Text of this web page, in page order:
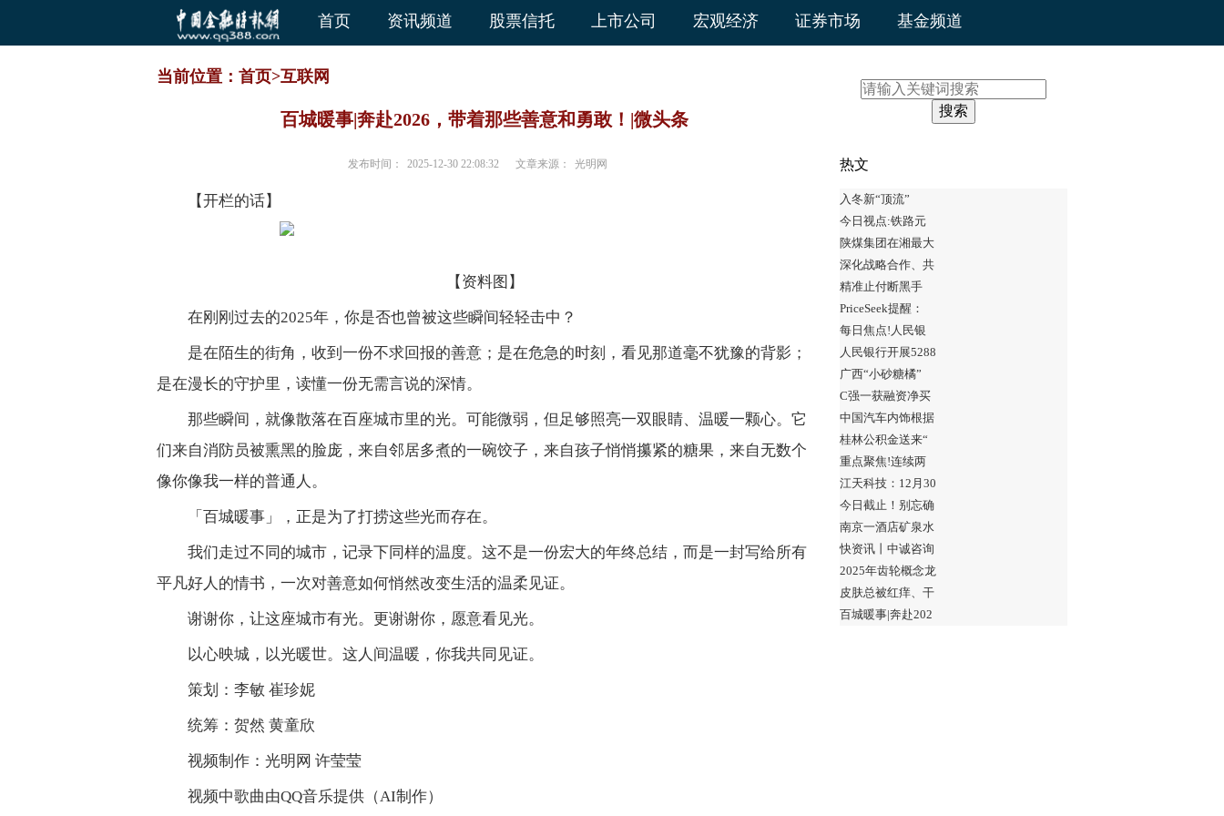
首页 资讯频道 股票信托 上市公司 宏观经济 证券市场 基金频道
当前位置： 首页>互联网
百城暖事|奔赴2026，带着那些善意和勇敢！|微头条
发布时间： 2025-12-30 22:08:32 文章来源： 光明网
【开栏的话】
【资料图】
在刚刚过去的2025年，你是否也曾被这些瞬间轻轻击中？
是在陌生的街角，收到一份不求回报的善意；是在危急的时刻，看见那道毫不犹豫的背影；
是在漫长的守护里，读懂一份无需言说的深情。
那些瞬间，就像散落在百座城市里的光。可能微弱，但足够照亮一双眼睛、温暖一颗心。它
们来自消防员被熏黑的脸庞，来自邻居多煮的一碗饺子，来自孩子悄悄攥紧的糖果，来自无数个
像你像我一样的普通人。
「百城暖事」，正是为了打捞这些光而存在。
我们走过不同的城市，记录下同样的温度。这不是一份宏大的年终总结，而是一封写给所有
平凡好人的情书，一次对善意如何悄然改变生活的温柔见证。
谢谢你，让这座城市有光。更谢谢你，愿意看见光。
以心映城，以光暖世。这人间温暖，你我共同见证。
策划：李敏 崔珍妮
统筹：贺然 黄童欣
视频制作：光明网 许莹莹
视频中歌曲由QQ音乐提供（AI制作）
搜索
热文
入冬新“顶流”
今日视点:铁路元
陕煤集团在湘最大
深化战略合作、共
精准止付断黑手
PriceSeek提醒：
每日焦点!人民银
人民银行开展5288
广西“小砂糖橘”
C强一获融资净买
中国汽车内饰根据
桂林公积金送来“
重点聚焦!连续两
江天科技：12月30
今日截止！别忘确
南京一酒店矿泉水
快资讯丨中诚咨询
2025年齿轮概念龙
皮肤总被红痒、干
百城暖事|奔赴202